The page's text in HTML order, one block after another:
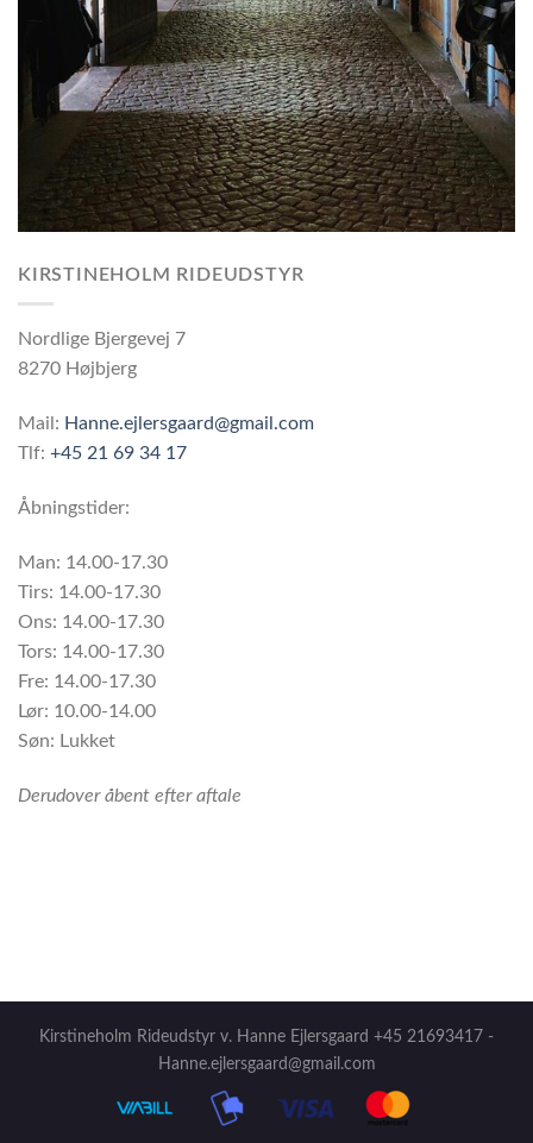
KIRSTINEHOLM RIDEUDSTYR
Nordlige Bjergevej 7
8270 Højbjerg
Mail: Hanne.ejlersgaard@gmail.com
Tlf: +45 21 69 34 17
Åbningstider:
Man: 14.00-17.30
Tirs: 14.00-17.30
Ons: 14.00-17.30
Tors: 14.00-17.30
Fre: 14.00-17.30
Lør: 10.00-14.00
Søn: Lukket
Derudover åbent efter aftale
Kirstineholm Rideudstyr v. Hanne Ejlersgaard +45 21693417 -
Hanne.ejlersgaard@gmail.com